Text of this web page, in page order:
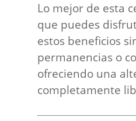
Lo mejor de esta
que puedes
estos beneficios
permanencias o
ofreciendo una
completamente